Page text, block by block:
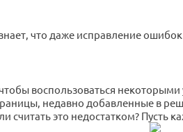
что даже исправление ошибок
воспользоваться
недавно добавленные в
это недостатком? Пусть